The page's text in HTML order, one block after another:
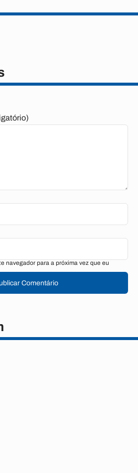
navegador para a próxima vez que eu
Comentário